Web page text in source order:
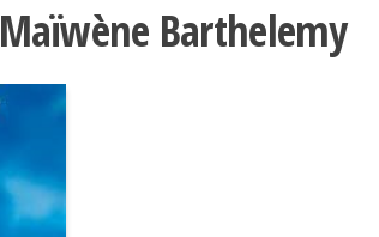
Maïwène Barthelemy